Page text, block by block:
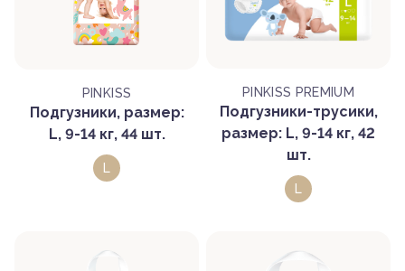
PINKISS
Подгузники, размер:
L, 9-14 кг, 44 шт.
L
PINKISS PREMIUM
Подгузники-трусики,
размер: L, 9-14 кг, 42
шт.
L